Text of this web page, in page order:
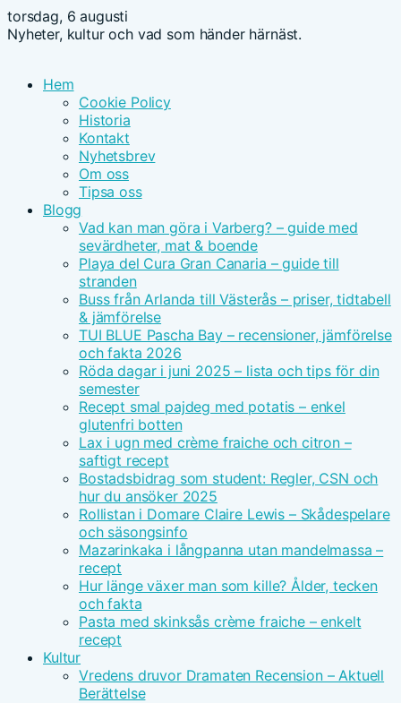
torsdag, 6 augusti
Nyheter, kultur och vad som händer härnäst.
Hem
Cookie Policy
Historia
Kontakt
Nyhetsbrev
Om oss
Tipsa oss
Blogg
Vad kan man göra i Varberg? – guide med
sevärdheter, mat & boende
Playa del Cura Gran Canaria – guide till
stranden
Buss från Arlanda till Västerås – priser, tidtabell
& jämförelse
TUI BLUE Pascha Bay – recensioner, jämförelse
och fakta 2026
Röda dagar i juni 2025 – lista och tips för din
semester
Recept smal pajdeg med potatis – enkel
glutenfri botten
Lax i ugn med crème fraiche och citron –
saftigt recept
Bostadsbidrag som student: Regler, CSN och
hur du ansöker 2025
Rollistan i Domare Claire Lewis – Skådespelare
och säsongsinfo
Mazarinkaka i långpanna utan mandelmassa –
recept
Hur länge växer man som kille? Ålder, tecken
och fakta
Pasta med skinksås crème fraiche – enkelt
recept
Kultur
Vredens druvor Dramaten Recension – Aktuell
Berättelse